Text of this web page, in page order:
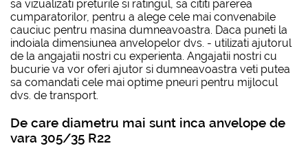
sa vizualizati preturile si ratingul, sa cititi parerea
cumparatorilor, pentru a alege cele mai convenabile
cauciuc pentru masina dumneavoastra. Daca puneti la
indoiala dimensiunea anvelopelor dvs. - utilizati ajutorul
de la angajatii nostri cu experienta. Angajatii nostri cu
bucurie va vor oferi ajutor si dumneavoastra veti putea
sa comandati cele mai optime pneuri pentru mijlocul
dvs. de transport.
De care diametru mai sunt inca anvelope de
vara 305/35 R22